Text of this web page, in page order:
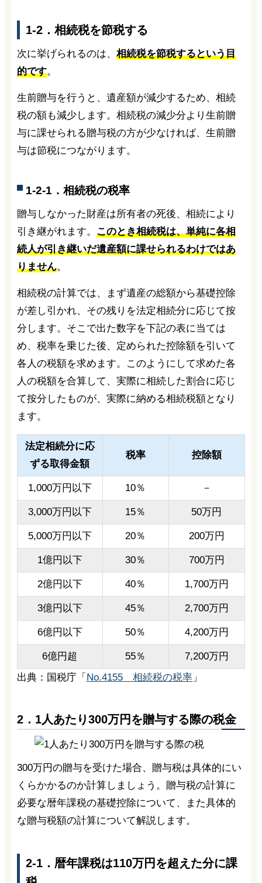
1-2．相続税を節税する
次に挙げられるのは、 相続税を節税するという目
的です。
生前贈与を行うと、遺産額が減少するため、相続
税の額も減少します。相続税の減少分より生前贈
与に課せられる贈与税の方が少なければ、生前贈
与は節税につながります。
1-2-1．相続税の税率
贈与しなかった財産は所有者の死後、相続により
引き継がれます。 このとき相続税は、単純に各相
続人が引き継いだ遺産額に課せられるわけではあ
りません。
相続税の計算では、まず遺産の総額から基礎控除
が差し引かれ、その残りを法定相続分に応じて按
分します。そこで出た数字を下記の表に当ては
め、税率を乗じた後、定められた控除額を引いて
各人の税額を求めます。このようにして求めた各
人の税額を合算して、実際に相続した割合に応じ
て按分したものが、実際に納める相続税額となり
ます。
法定相続分に応
ずる取得金額
税率 控除額
1,000万円以下 10％ －
3,000万円以下 15％ 50万円
5,000万円以下 20％ 200万円
1億円以下 30％ 700万円
2億円以下 40％ 1,700万円
3億円以下 45％ 2,700万円
6億円以下 50％ 4,200万円
6億円超 55％
7,200万円
出典：国税庁「 No.4155 相続税の税率」
2．1人あたり300万円を贈与する際の税金
300万円の贈与を受けた場合、贈与税は具体的にい
くらかかるのか計算しましょう。贈与税の計算に
必要な暦年課税の基礎控除について、また具体的
な贈与税額の計算について解説します。
2-1．暦年課税は110万円を超えた分に課